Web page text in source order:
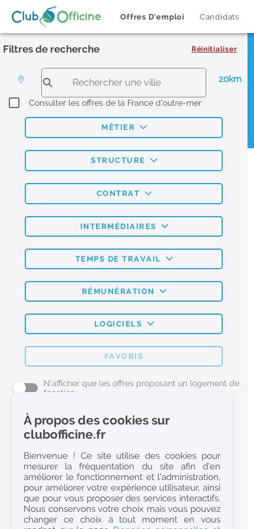
Offres D'emploi Candidats
Filtres de recherche Réinitialiser
20km
Consulter les offres de la France d'outre-mer
MÉTIER
STRUCTURE
CONTRAT
INTERMÉDIAIRES
TEMPS DE TRAVAIL
RÉMUNÉRATION
LOGICIELS
FAVORIS
N'afficher que les offres proposant un logement de
fonction
L'emploi Pharmacie par métier
Pharmacien (H/F)
Préparateur en Pharmacie (H/F)
Etudiant en Pharmacie (H/F)
Etudiant en Pharmacie 6e année validée (H/F)
Conseiller Dermo Cosmetique - Esthéticienne (H/F)
À propos des cookies sur
clubofficine.fr
Bienvenue ! Ce site utilise des cookies pour
mesurer la fréquentation du site afin d’en
améliorer le fonctionnement et l’administration,
pour améliorer votre expérience utilisateur, ainsi
que pour vous proposer des services interactifs.
Nous conservons votre choix mais vous pouvez
changer ce choix à tout moment en vous